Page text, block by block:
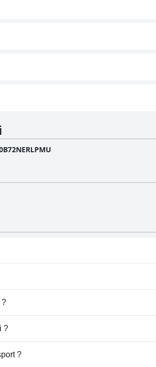
à une ou plusieurs des
?
?
?